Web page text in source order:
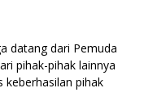
datang dari Pemuda
pihak-pihak lainnya
keberhasilan pihak